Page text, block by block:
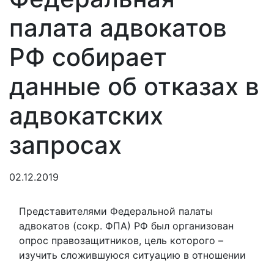
палата адвокатов
РФ собирает
данные об отказах в
адвокатских
запросах
02.12.2019
Представителями Федеральной палаты
адвокатов (сокр. ФПА) РФ был организован
опрос правозащитников, цель которого –
изучить сложившуюся ситуацию в отношении